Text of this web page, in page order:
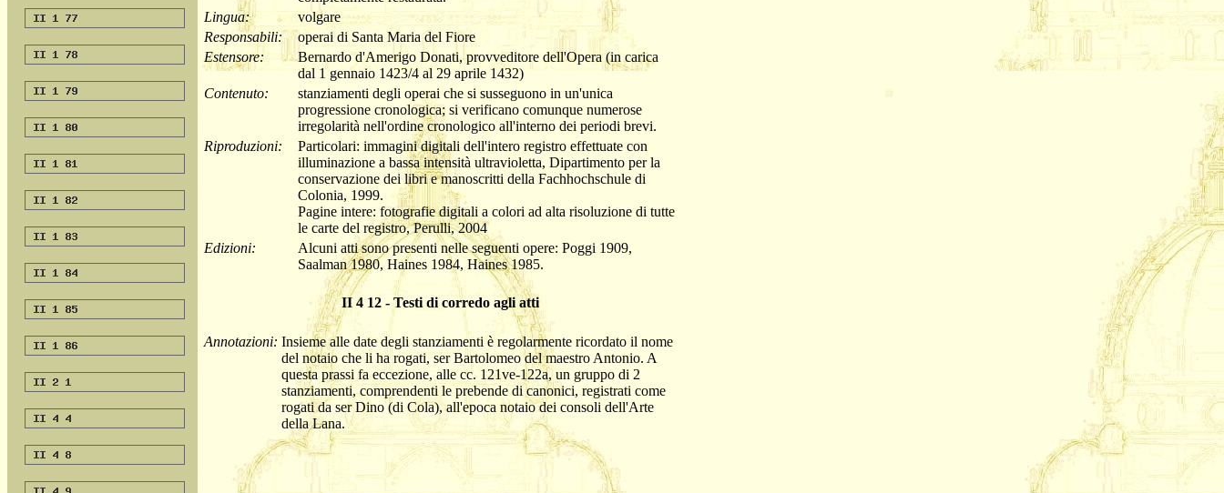
Lingua:
volgare
Responsabili:
operai di Santa Maria del Fiore
Estensore:
Bernardo d'Amerigo Donati, provveditore dell'Opera (in carica
dal 1 gennaio 1423/4 al 29 aprile 1432)
Contenuto:
stanziamenti degli operai che si susseguono in un'unica
progressione cronologica; si verificano comunque numerose
irregolarità nell'ordine cronologico all'interno dei periodi brevi.
Riproduzioni:
Particolari: immagini digitali dell'intero registro effettuate con
illuminazione a bassa intensità ultravioletta, Dipartimento per la
conservazione dei libri e manoscritti della Fachhochschule di
Colonia, 1999.
Pagine intere: fotografie digitali a colori ad alta risoluzione di tutte
le carte del registro, Perulli, 2004
Edizioni:
Alcuni atti sono presenti nelle seguenti opere: Poggi 1909,
Saalman 1980, Haines 1984, Haines 1985.
II 4 12 - Testi di corredo agli atti
Annotazioni: Insieme alle date degli stanziamenti è regolarmente ricordato il nome
del notaio che li ha rogati, ser Bartolomeo del maestro Antonio. A
questa prassi fa eccezione, alle cc. 121ve-122a, un gruppo di 2
stanziamenti, comprendenti le prebende di canonici, registrati come
rogati da ser Dino (di Cola), all'epoca notaio dei consoli dell'Arte
della Lana.